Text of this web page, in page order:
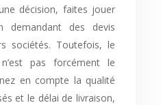
décision, faites jouer
demandant des devis
sociétés. Toutefois, le
pas forcément le
en compte la qualité
et le délai de livraison,